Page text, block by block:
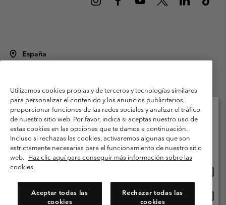
España
Condiciones de uso
Terminos de Venta
Garantía
Política de Privacidad
Términos y condiciones del programa de miembros
Términos De Uso Del Contenido Generado Por Los Usuarios
Impressum
Cookies Public CBCR
Servicio al cliente: Lu. - Vi. de 9:00 a 13:00 y de 14:00 a 18:00
Selecciona tu país e idioma envío
Compras en línea disponibles
línea
España
Utilizamos cookies propias y de terceros y tecnologías similares
para personalizar el contenido y los anuncios publicitarios,
proporcionar funciones de las redes sociales y analizar el tráfico
de nuestro sitio web. Por favor, indica si aceptas nuestro uso de
estas cookies en las opciones que te damos a continuación.
Incluso si rechazas las cookies, activaremos algunas que son
estrictamente necesarias para el funcionamiento de nuestro sitio
web. Haz clic aquí para conseguir más información sobre las
cookies
Aceptar todas las
cookies
Rechazar todas las
cookies